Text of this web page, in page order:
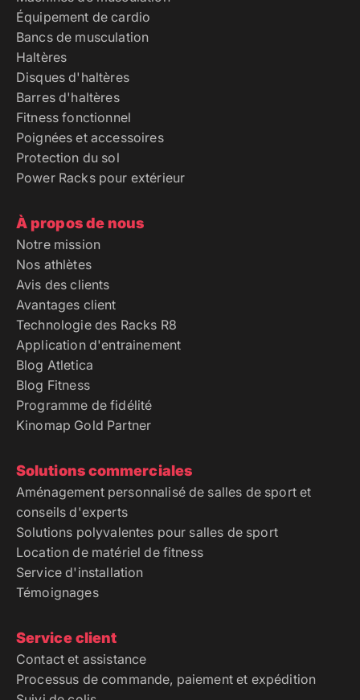
Équipement de cardio
Bancs de musculation
Haltères
Disques d'haltères
Barres d'haltères
Fitness fonctionnel
Poignées et accessoires
Protection du sol
Power Racks pour extérieur
À propos de nous
Notre mission
Nos athlètes
Avis des clients
Avantages client
Technologie des Racks R8
Application d'entrainement
Blog Atletica
Blog Fitness
Programme de fidélité
Kinomap Gold Partner
Solutions commerciales
Aménagement personnalisé de salles de sport et
conseils d'experts
Solutions polyvalentes pour salles de sport
Location de matériel de fitness
Service d'installation
Témoignages
Service client
Contact et assistance
Processus de commande, paiement et expédition